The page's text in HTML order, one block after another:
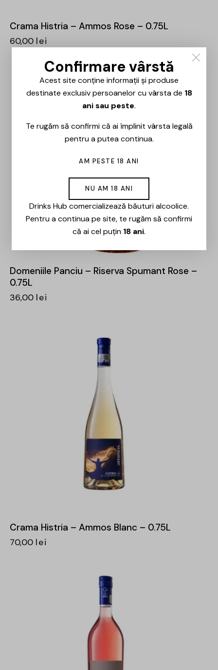
Crama Histria – Ammos Rose – 0.75L
60,00 lei
Domeniile Panciu – Riserva Spumant Rose –
0.75L
36,00 lei
Crama Histria – Ammos Blanc – 0.75L
70,00 lei
Confirmare vârstă
Acest site conține informații și produse
destinate exclusiv persoanelor cu vârsta de 18
ani sau peste.
Te rugăm să confirmi că ai împlinit vârsta legală
pentru a putea continua.
AM PESTE 18 ANI
NU AM 18 ANI
Drinks Hub comercializează băuturi alcoolice.
Pentru a continua pe site, te rugăm să confirmi
că ai cel puțin 18 ani.